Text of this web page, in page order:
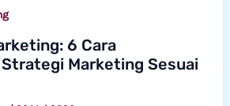
6 Cara
Marketing Sesuai